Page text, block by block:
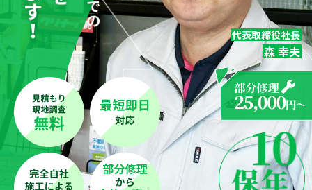
代表取締役社長
森 幸夫